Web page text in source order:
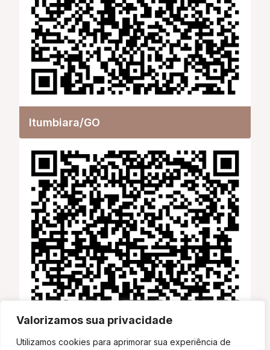
Valorizamos sua privacidade
Utilizamos cookies para aprimorar sua experiência de
Itumbiara/GO